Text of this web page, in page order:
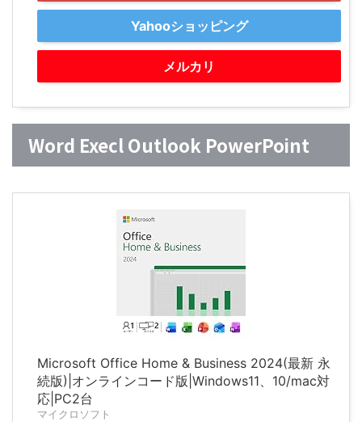
Yahooショッピング
メルカリ
Word Execl Outlook PowerPoint
Microsoft Office Home & Business 2024(最新 永
続版)|オンラインコード版|Windows11、10/mac対
応|PC2台
マイクロソフト